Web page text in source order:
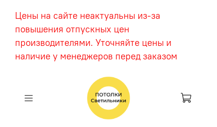
Цены на сайте неактуальны из-за
повышения отпускных цен
производителями. Уточняйте цены и
наличие у менеджеров перед заказом